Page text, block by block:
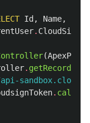
Id , Name,
.
(ApexPages
. getRecord
. callApi